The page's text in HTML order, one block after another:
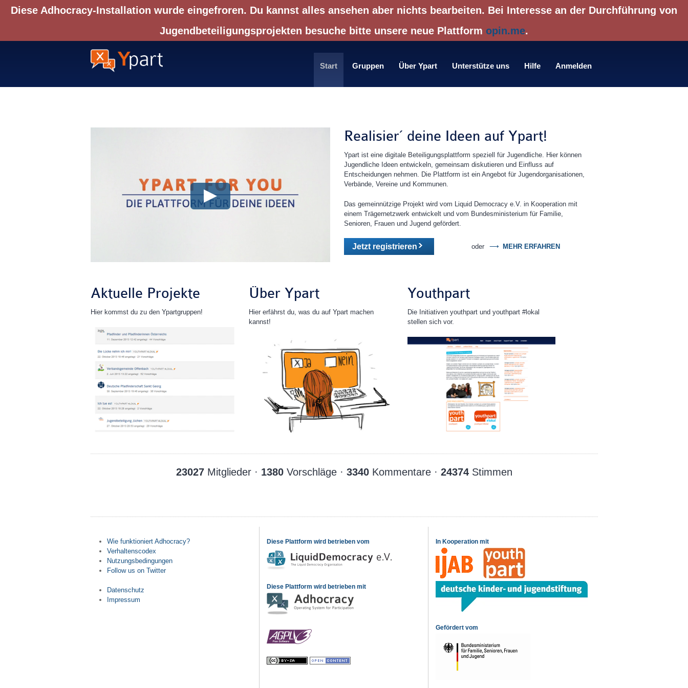
Diese Adhocracy-Installation wurde eingefroren. Du kannst alles ansehen aber nichts bearbeiten. Bei Interesse an der Durchführung von
Jugendbeteiligungsprojekten besuche bitte unsere neue Plattform opin.me.
Start Gruppen Über Ypart Unterstütze uns Hilfe Anmelden
Realisier´ deine Ideen auf Ypart!
Ypart ist eine digitale Beteiligungsplattform speziell für Jugendliche. Hier können
Jugendliche Ideen entwickeln, gemeinsam diskutieren und Einfluss auf
Entscheidungen nehmen. Die Plattform ist ein Angebot für Jugendorganisationen,
Verbände, Vereine und Kommunen.
Das gemeinnützige Projekt wird vom Liquid Democracy e.V. in Kooperation mit
einem Trägernetzwerk entwickelt und vom Bundesministerium für Familie,
Senioren, Frauen und Jugend gefördert.
Jetzt registrieren oder MEHR ERFAHREN
Aktuelle Projekte
Hier kommst du zu den Ypartgruppen!
Über Ypart
Hier erfährst du, was du auf Ypart machen
kannst!
Youthpart
Die Initiativen youthpart und youthpart #lokal
stellen sich vor.
23027Mitglieder · 1380Vorschläge · 3340Kommentare · 24374Stimmen
Wie funktioniert Adhocracy?
Verhaltenscodex
Nutzungsbedingungen
Follow us on Twitter
Datenschutz
Impressum
Diese Plattform wird betrieben vom
Diese Plattform wird betrieben mit
In Kooperation mit
Gefördert vom